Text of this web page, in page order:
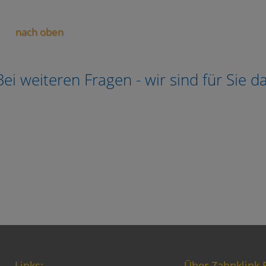
nach oben
weiteren Fragen - wir sind für Sie